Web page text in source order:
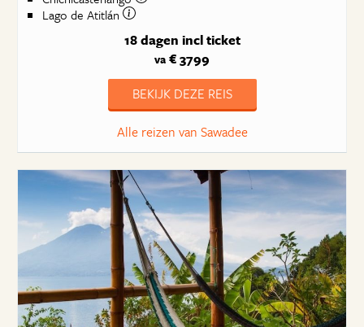
Lago de Atitlán
18 dagen incl ticket
va € 3799
BEKIJK DEZE REIS
Alle reizen van Sawadee